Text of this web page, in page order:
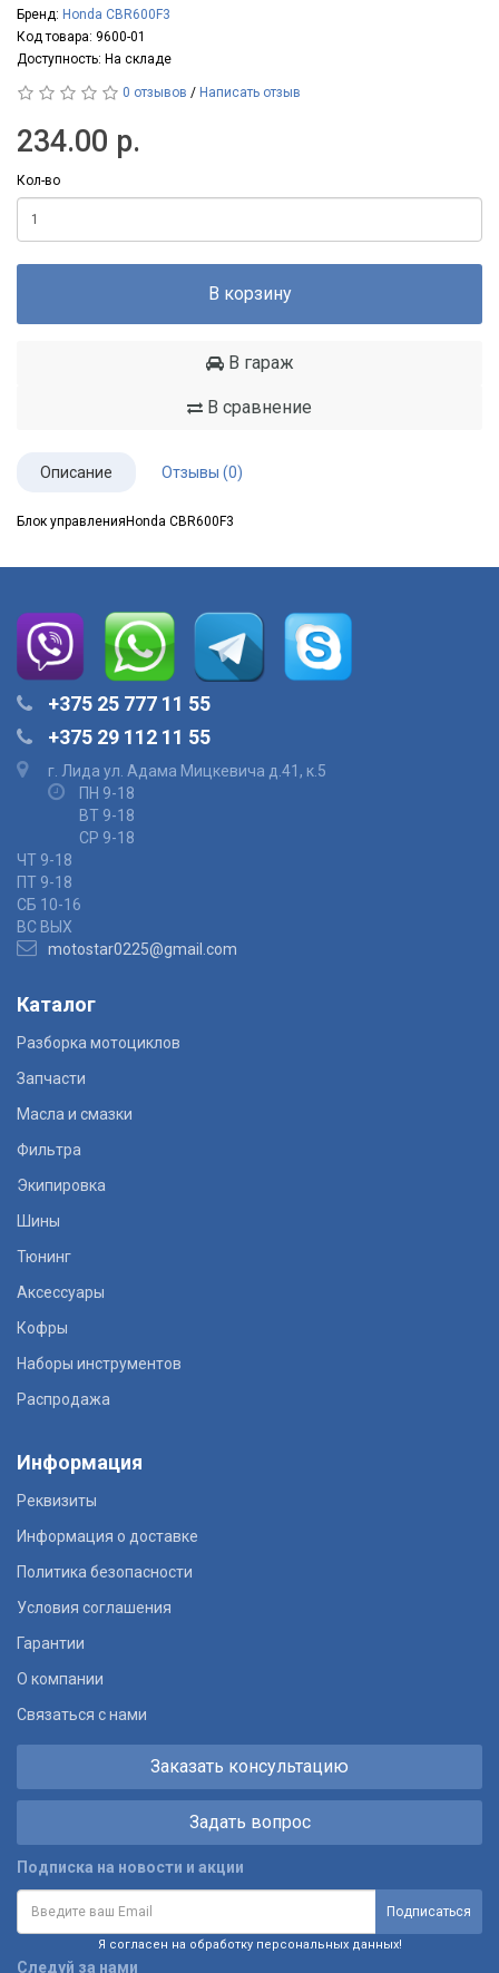
Бренд: Honda CBR600F3
Код товара: 9600-01
Доступность: На складе
0 отзывов / Написать отзыв
234.00 р.
Кол-во
В корзину
В гараж
В сравнение
Описание Отзывы (0)
Блок управленияHonda CBR600F3
+375 25 777 11 55
+375 29 112 11 55
г. Лида ул. Адама Мицкевича д.41, к.5
ПН 9-18
ВТ 9-18
СР 9-18
ЧТ 9-18
ПТ 9-18
СБ 10-16
ВС ВЫХ
motostar0225@gmail.com
Каталог
Разборка мотоциклов
Запчасти
Масла и смазки
Фильтра
Экипировка
Шины
Тюнинг
Аксессуары
Кофры
Наборы инструментов
Распродажа
Информация
Реквизиты
Информация о доставке
Политика безопасности
Условия соглашения
Гарантии
О компании
Связаться с нами
Заказать консультацию
Задать вопрос
Подписка на новости и акции
Я согласен на обработку персональных данных!
Следуй за нами